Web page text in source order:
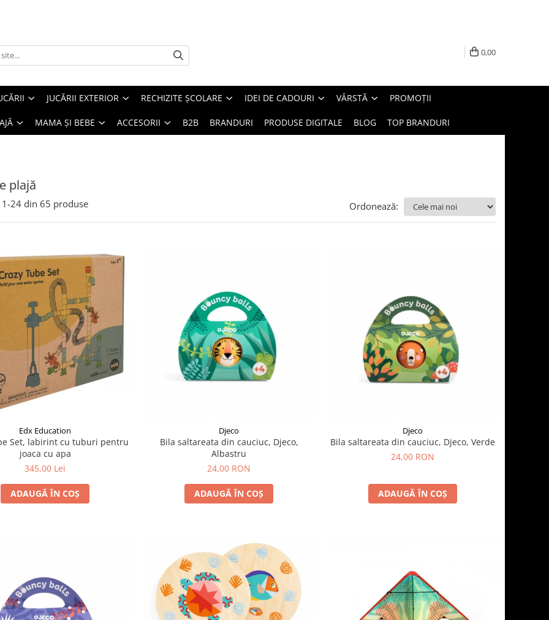
0,00
JUCĂRII EXTERIOR RECHIZITE ȘCOLARE IDEI DE CADOURI VÂRSTĂ PROMOȚII
MAMA ȘI BEBE ACCESORII B2B BRANDURI PRODUSE DIGITALE BLOG TOP BRANDURI
plajă
1-24 din 65 produse Ordonează:
Edx Education
Set, labirint cu tuburi pentru
joaca cu apa
345,00 Lei
ADAUGĂ ÎN COȘ
Djeco
Bila saltareata din cauciuc, Djeco,
Albastru
24,00 RON
ADAUGĂ ÎN COȘ
Djeco
Bila saltareata din cauciuc, Djeco, Verde
24,00 RON
ADAUGĂ ÎN COȘ